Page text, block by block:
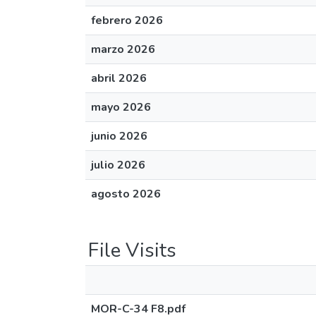
febrero 2026
marzo 2026
abril 2026
mayo 2026
junio 2026
julio 2026
agosto 2026
File Visits
MOR-C-34 F8.pdf